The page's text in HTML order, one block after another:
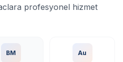
profesyonel hizmet
BM Au